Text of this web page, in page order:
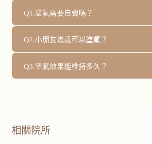
Q1.塗氟需要自費嗎？
A1.未滿六歲的兒童以及符合相關身分的民
助塗氟；但六歲以上或是不符合施作間隔、
以自費方式處理
Q2.小朋友幾歲可以塗氟？
A2.兒童滿6個月並且有牙齒時，就可以塗氟
Q3.塗氟效果能維持多久？
相關院所